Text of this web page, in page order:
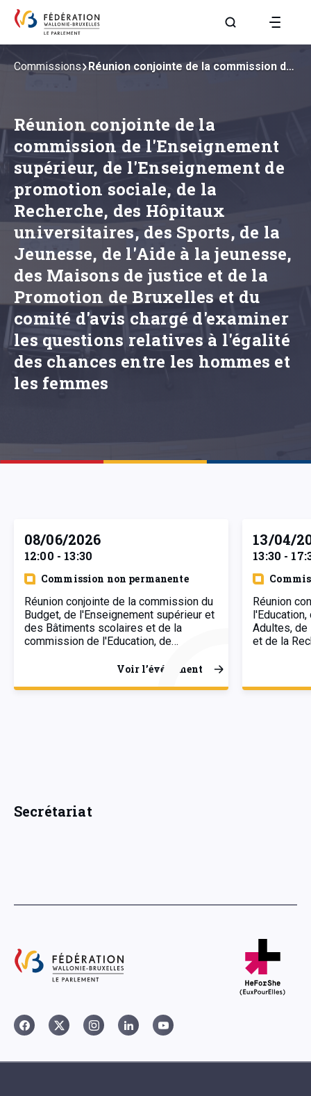
Aller à la page
Réunion conjointe de la
commission de l'Enseignement
supérieur, de l'Enseignement de
promotion sociale, de la
Recherche, des Hôpitaux
universitaires, des Sports, de la
Jeunesse, de l'Aide à la jeunesse,
des Maisons de justice et de la
Promotion de Bruxelles et du
comité d'avis chargé d'examiner
les questions relatives à l'égalité
des chances entre les hommes et
les femmes
Commissions Réunion conjointe de la commission de…
08/06/2026
12:00 - 13:30
Commission non permanente
Réunion conjointe de la commission du
Budget, de l'Enseignement supérieur et
des Bâtiments scolaires et de la
commission de l'Education, de…
Voir l’événement
13/04/
13:30 -
Réunion
Adultes,
et de la
Secrétariat